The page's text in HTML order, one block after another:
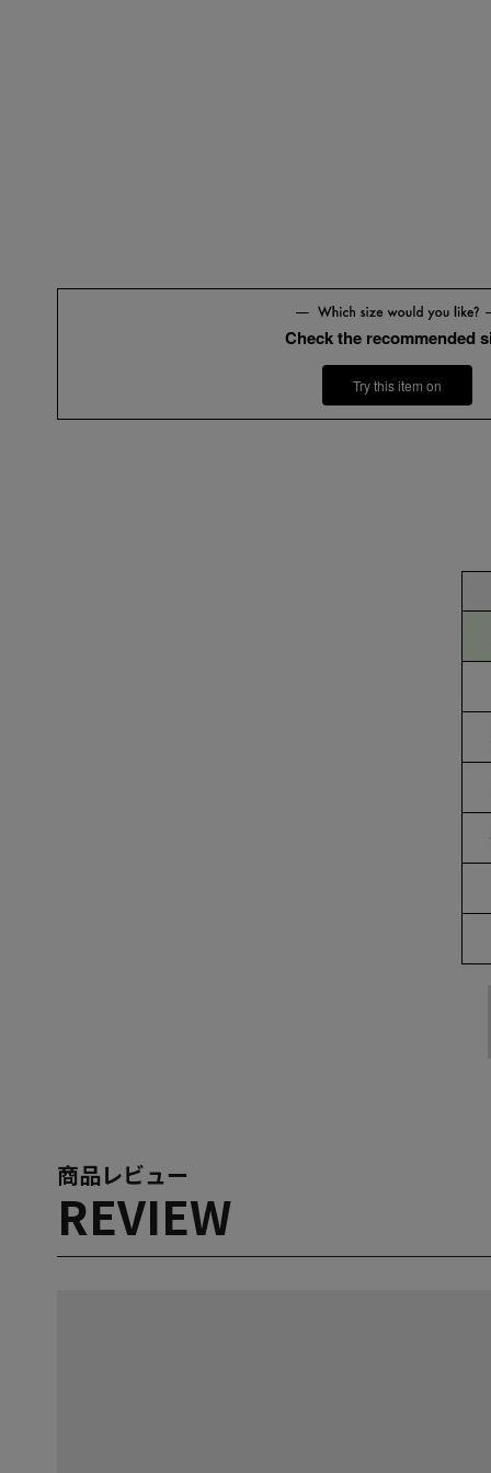
Check the recommended
Try this item on
商品レビュー
REVIEW